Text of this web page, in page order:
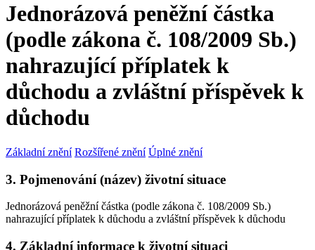
Jednorázová peněžní částka
(podle zákona č. 108/2009 Sb.)
nahrazující příplatek k
důchodu a zvláštní příspěvek k
důchodu
Základní znění Rozšířené znění Úplné znění
3. Pojmenování (název) životní situace
Jednorázová peněžní částka (podle zákona č. 108/2009 Sb.)
nahrazující příplatek k důchodu a zvláštní příspěvek k důchodu
4. Základní informace k životní situaci